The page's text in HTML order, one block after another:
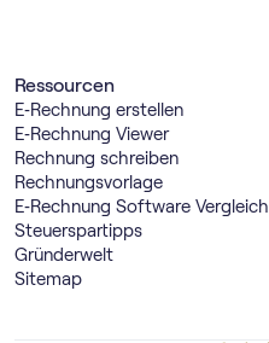
Ressourcen
E‑Rechnung erstellen
E‑Rechnung Viewer
Rechnung schreiben
Rechnungsvorlage
E‑Rechnung Software Vergleich
Steuerspartipps
Gründerwelt
Sitemap